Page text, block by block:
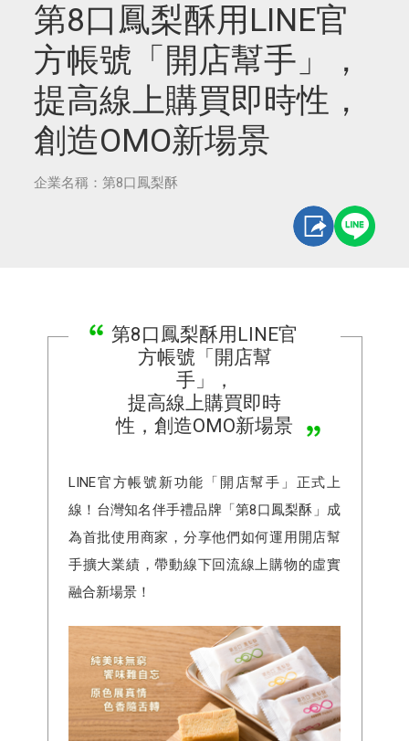
第8口鳳梨酥用LINE官
方帳號「開店幫手」，
提高線上購買即時性，
創造OMO新場景
企業名稱：第8口鳳梨酥
第8口鳳梨酥用LINE官
方帳號「開店幫
手」，
提高線上購買即時
性，創造OMO新場景
LINE官方帳號新功能「開店幫手」正式上
線！台灣知名伴手禮品牌「第8口鳳梨酥」成
為首批使用商家，分享他們如何運用開店幫
手擴大業績，帶動線下回流線上購物的虛實
融合新場景！